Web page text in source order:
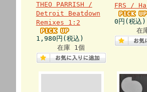
THEO PARRISH /
Detroit Beatdown
Remixes 1:2
1,980円(税込)
在庫 1個
FRS /
0円(税込)
在